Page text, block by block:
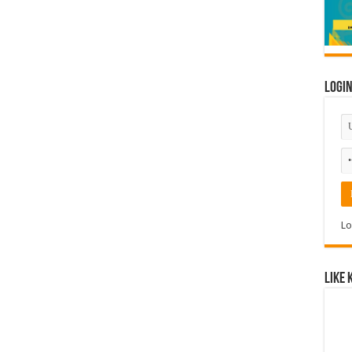
Login
Like